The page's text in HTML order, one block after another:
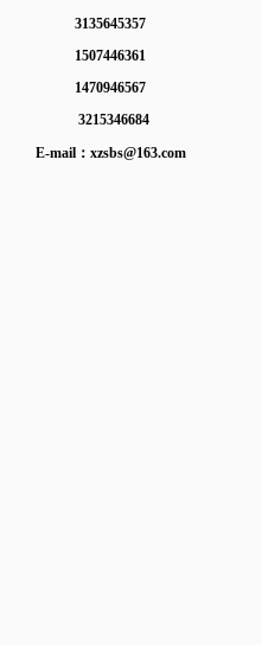
3135645357
1507446361
1470946567
3215346684
E-mail： xzsbs@163.com